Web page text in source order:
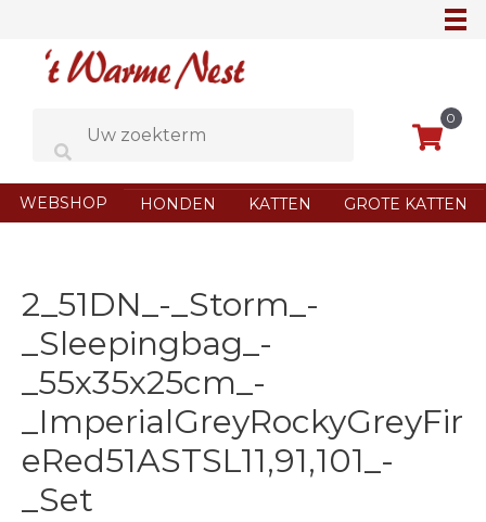
0
WEBSHOP HONDEN KATTEN GROTE KATTEN
2_51DN_-_Storm_-
_Sleepingbag_-
_55x35x25cm_-
_ImperialGreyRockyGreyFir
eRed51ASTSL11,91,101_-
_Set